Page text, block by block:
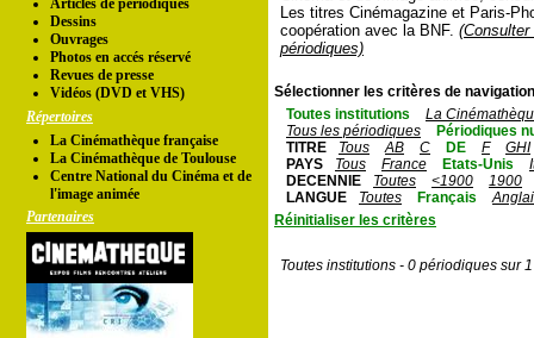
Articles de périodiques
Dessins
Ouvrages
Photos en accés réservé
Revues de presse
Vidéos (DVD et VHS)
Répertoires
La Cinémathèque française
La Cinémathèque de Toulouse
Centre National du Cinéma et de
l'image animée
Partenaires
Les titres Cinémagazine et Paris-
coopération avec la BNF.
périodiques)
Sélectionner les critères de
Toutes institutions
La
Tous les périodiques
Périodiques
TITRE
Tous AB C DE F
GHI
PAYS
Tous France Etats-Unis
DECENNIE
Toutes <1900
1900
LANGUE
Toutes Français
Réinitialiser les critères
Toutes institutions - 0 périodiques sur